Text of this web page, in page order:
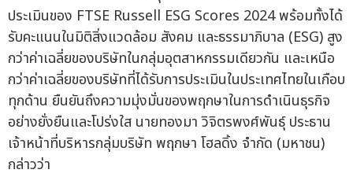
ประเมินของ FTSE Russell ESG Scores 2024 พร้อมทั้งได้
รับคะแนนในมิติสิ่งแวดล้อม สังคม และธรรมาภิบาล (ESG) สูง
กว่าค่าเฉลี่ยของบริษัทในกลุ่มอุตสาหกรรมเดียวกัน และเหนือ
กว่าค่าเฉลี่ยของบริษัทที่ได้รับการประเมินในประเทศไทยในเกือบ
ทุกด้าน ยืนยันถึงความมุ่งมั่นของพฤกษาในการดำเนินธุรกิจ
อย่างยั่งยืนและโปร่งใส นายทองมา วิจิตรพงศ์พันธุ์ ประธาน
เจ้าหน้าที่บริหารกลุ่มบริษัท พฤกษา โฮลดิ้ง จำกัด (มหาชน)
กล่าวว่า